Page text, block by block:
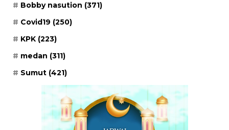
Bobby nasution (371)
Covid19 (250)
KPK (223)
medan (311)
Sumut (421)